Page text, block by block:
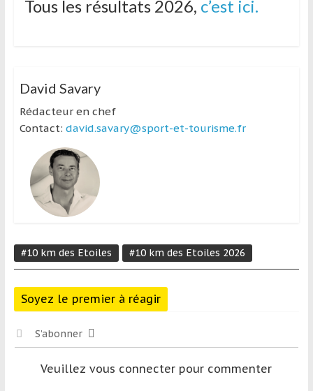
Tous les résultats 2026, c’est ici.
David Savary
Rédacteur en chef
Contact: david.savary@sport-et-tourisme.fr
#10 km des Etoiles #10 km des Etoiles 2026
Soyez le premier à réagir
S’abonner
Veuillez vous connecter pour commenter